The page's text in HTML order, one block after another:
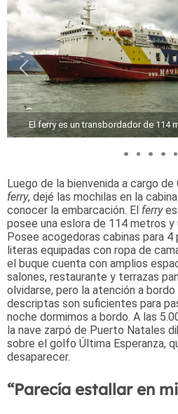
El ferry es un transbordador de 114
Luego de la bienvenida a cargo de
ferry, dejé las mochilas en la
conocer la embarcación. El ferryes
posee una eslora de 114 metros y
Posee acogedoras cabinas para
literas equipadas con ropa de
el buque cuenta con amplios
salones, restaurante y terrazas
olvidarse, pero la atención a
descriptas son suficientes para
noche dormimos a bordo. A las
la nave zarpó de Puerto Natales
sobre el golfo Última Esperanza,
desaparecer.
“Parecía estallar en